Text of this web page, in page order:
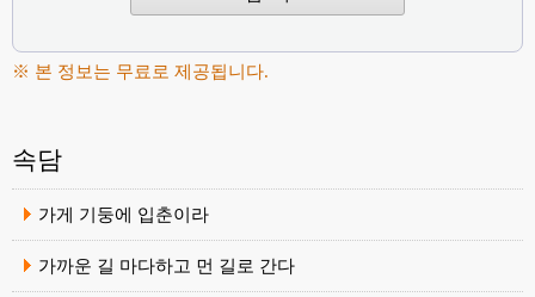
※ 본 정보는 무료로 제공됩니다.
속담
가게 기둥에 입춘이라
가까운 길 마다하고 먼 길로 간다